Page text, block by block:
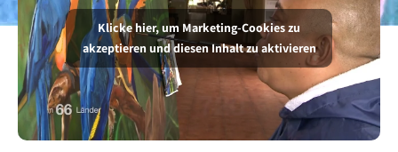
Klicke hier, um Marketing-Cookies zu
akzeptieren und diesen Inhalt zu aktivieren